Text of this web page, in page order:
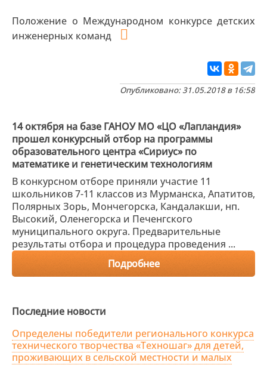
Положение о Международном конкурсе детских
инженерных команд
Опубликовано: 31.05.2018 в 16:58
14 октября на базе ГАНОУ МО «ЦО «Лапландия»
прошел конкурсный отбор на программы
образовательного центра «Сириус» по
математике и генетическим технологиям
В конкурсном отборе приняли участие 11
школьников 7-11 классов из Мурманска, Апатитов,
Полярных Зорь, Мончегорска, Кандалакши, нп.
Высокий, Оленегорска и Печенгского
муниципального округа. Предварительные
результаты отбора и процедура проведения ...
Подробнее
Последние новости
Определены победители регионального конкурса
технического творчества «Техношаг» для детей,
проживающих в сельской местности и малых